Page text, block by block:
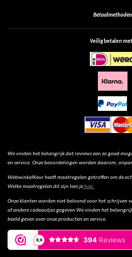
Betaalmethoden
Veilig betalen
We vinden het belangrijk dat reviews een zo goed
en service. Onze beoordelingen worden daarom,
WebwinkelKeur heeft maatregelen getroffen om de
Welke maatregelen dit zijn lees jehier.
Onze klanten worden niet beloond voor het schrijven
of andere cadeautjes gegeven.We vinden het
beeld geven over onze producten en service.